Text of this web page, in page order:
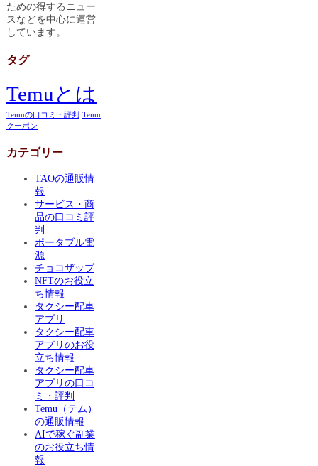
ための得するニュー
スなどを中心に運営
しています。
タグ
Temuとは
Temuの口コミ・評判 Temu
クーポン
カテゴリー
TAOの通販情
報
サービス・商
品の口コミ評
判
ポータブル電
源
チョコザップ
NFTのお役立
ち情報
タクシー配車
アプリ
タクシー配車
アプリのお役
立ち情報
タクシー配車
アプリの口コ
ミ・評判
Temu（テム）
の通販情報
AIで稼ぐ副業
のお役立ち情
報